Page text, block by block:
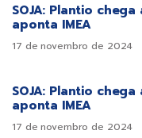
SOJA: Plantio
aponta IMEA
17 de novembro de 2024
SOJA: Plantio
aponta IMEA
17 de novembro de 2024